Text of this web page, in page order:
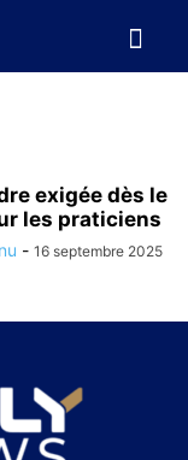
exigée dès le
les praticiens
- 16 septembre 2025